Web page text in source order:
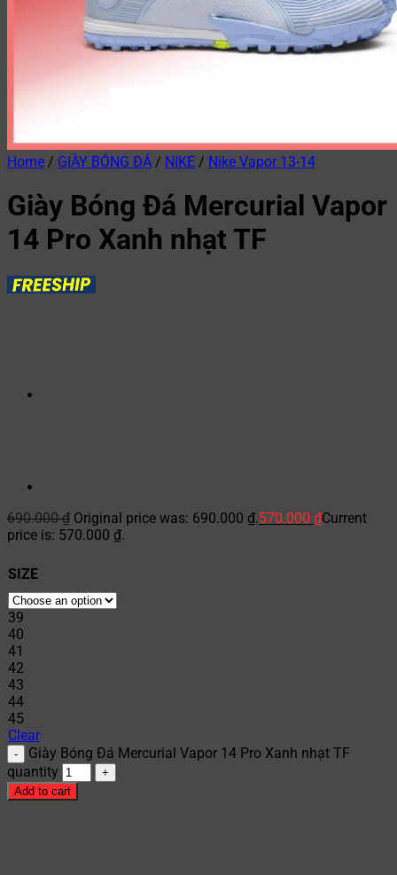
Home / GIÀY BÓNG ĐÁ / NIKE / Nike Vapor 13-14
Giày Bóng Đá Mercurial Vapor
14 Pro Xanh nhạt TF
690.000₫ Original price was: 690.000 ₫.570.000 ₫Current
price is: 570.000 ₫.
SIZE
39
40
41
42
43
44
45
Clear
Giày Bóng Đá Mercurial Vapor 14 Pro Xanh nhạt TF
quantity
Add to cart